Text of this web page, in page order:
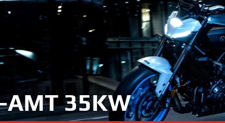
AMT 35KW